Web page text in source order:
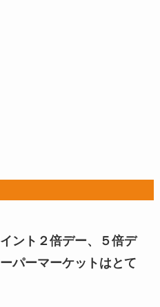
ント２倍デー、５倍デ
パーマーケットはとて